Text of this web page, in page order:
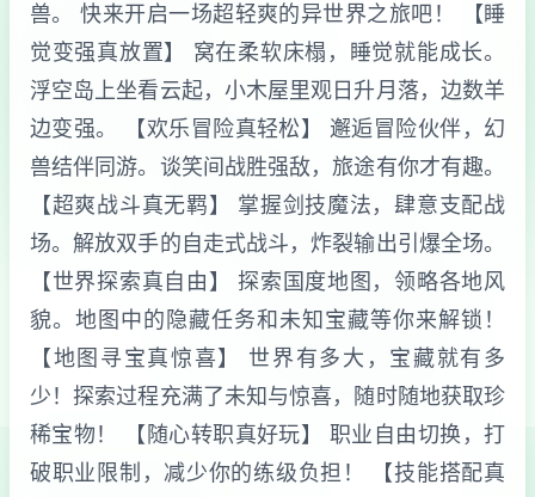
兽。 快来开启一场超轻爽的异世界之旅吧！ 【睡
觉变强真放置】 窝在柔软床榻，睡觉就能成长。
浮空岛上坐看云起，小木屋里观日升月落，边数羊
边变强。 【欢乐冒险真轻松】 邂逅冒险伙伴，幻
兽结伴同游。谈笑间战胜强敌，旅途有你才有趣。
【超爽战斗真无羁】 掌握剑技魔法，肆意支配战
场。解放双手的自走式战斗，炸裂输出引爆全场。
【世界探索真自由】 探索国度地图，领略各地风
貌。地图中的隐藏任务和未知宝藏等你来解锁！
【地图寻宝真惊喜】 世界有多大，宝藏就有多
少！探索过程充满了未知与惊喜，随时随地获取珍
稀宝物！ 【随心转职真好玩】 职业自由切换，打
破职业限制，减少你的练级负担！ 【技能搭配真